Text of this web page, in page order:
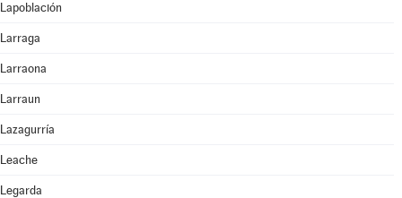
Lapoblación
Larraga
Larraona
Larraun
Lazagurría
Leache
Legarda